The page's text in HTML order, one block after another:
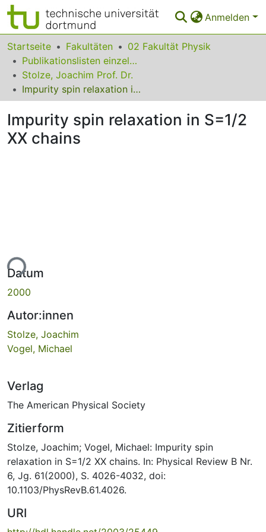
Anmelden
Bereiche & Sammlungen
Das gesamte Repositorium
Statistiken
FAQ
Leitlinien
Startseite Fakultäten
02 Fakultät Physik
Publikationslisten einzelner Fakultätsangehöriger
Stolze, Joachim Prof. Dr.
Impurity spin relaxation in S=1/2 XX chains
Impurity spin relaxation in S=1/2
XX chains
Datum
2000
Autor:innen
Stolze, Joachim
Vogel, Michael
Verlag
The American Physical Society
Zitierform
Stolze, Joachim; Vogel, Michael: Impurity spin
relaxation in S=1/2 XX chains. In: Physical Review B Nr.
6, Jg. 61(2000), S. 4026-4032, doi:
10.1103/PhysRevB.61.4026.
URI